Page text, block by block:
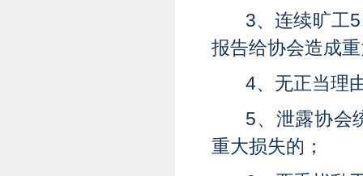
3、连续旷工
报告给协会造成
4、无正当理
5、泄露协会
重大损失的 ；